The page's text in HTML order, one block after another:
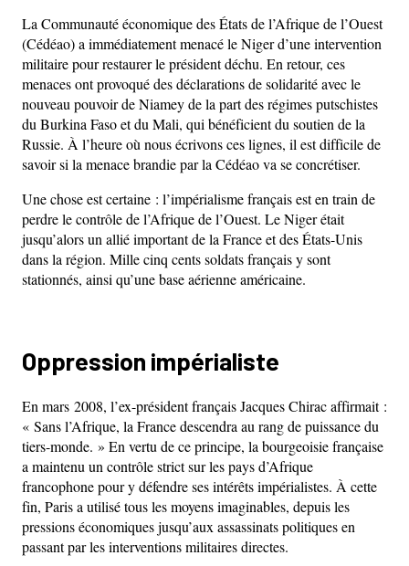
La Communauté économique des États de l’Afrique de l’Ouest
(Cédéao) a immédiatement menacé le Niger d’une intervention
militaire pour restaurer le président déchu. En retour, ces
menaces ont provoqué des déclarations de solidarité avec le
nouveau pouvoir de Niamey de la part des régimes putschistes
du Burkina Faso et du Mali, qui bénéficient du soutien de la
Russie. À l’heure où nous écrivons ces lignes, il est difficile de
savoir si la menace brandie par la Cédéao va se concrétiser.
Une chose est certaine : l’impérialisme français est en train de
perdre le contrôle de l’Afrique de l’Ouest. Le Niger était
jusqu’alors un allié important de la France et des États-Unis
dans la région. Mille cinq cents soldats français y sont
stationnés, ainsi qu’une base aérienne américaine.
Oppression impérialiste
En mars 2008, l’ex-président français Jacques Chirac affirmait :
« Sans l’Afrique, la France descendra au rang de puissance du
tiers-monde. » En vertu de ce principe, la bourgeoisie française
a maintenu un contrôle strict sur les pays d’Afrique
francophone pour y défendre ses intérêts impérialistes. À cette
fin, Paris a utilisé tous les moyens imaginables, depuis les
pressions économiques jusqu’aux assassinats politiques en
passant par les interventions militaires directes.